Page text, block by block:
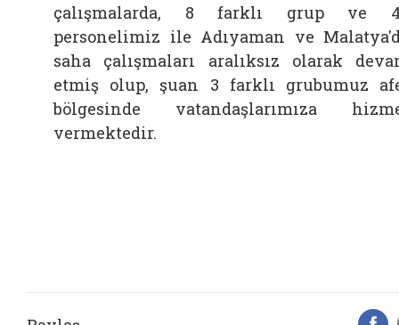
çalışmalarda, 8 farklı grup ve
personelimiz ile Adıyaman ve
saha çalışmaları aralıksız olarak
etmiş olup, şuan 3 farklı grubumuz
bölgesinde vatandaşlarımıza
vermektedir.